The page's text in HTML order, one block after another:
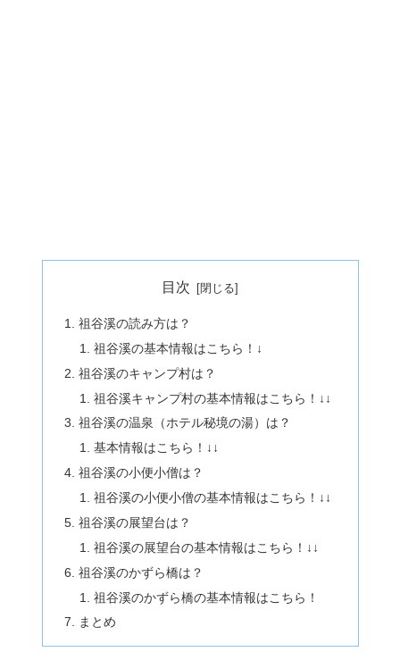
目次
祖谷溪の読み方は？
祖谷溪の基本情報はこちら！↓
祖谷溪のキャンプ村は？
祖谷溪キャンプ村の基本情報はこちら！↓↓
祖谷溪の温泉（ホテル秘境の湯）は？
基本情報はこちら！↓↓
祖谷溪の小便小僧は？
祖谷溪の小便小僧の基本情報はこちら！↓↓
祖谷溪の展望台は？
祖谷溪の展望台の基本情報はこちら！↓↓
祖谷溪のかずら橋は？
祖谷溪のかずら橋の基本情報はこちら！
まとめ